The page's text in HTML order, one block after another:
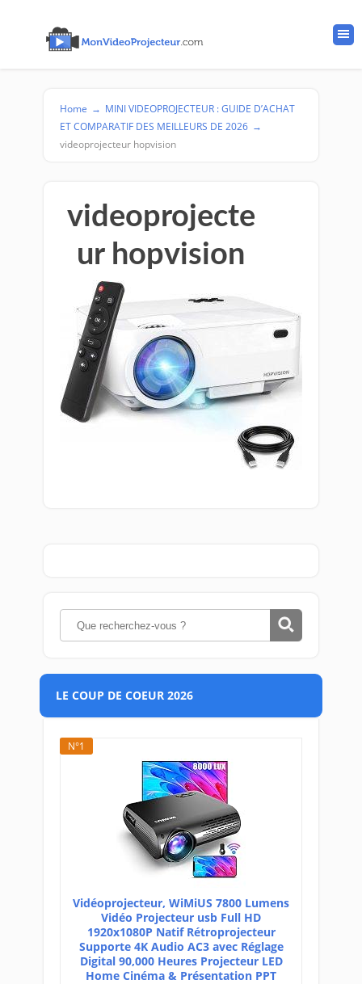
Home → MINI VIDEOPROJECTEUR : GUIDE D’ACHAT
ET COMPARATIF DES MEILLEURS DE 2026 →
videoprojecteur hopvision
videoprojecte
ur hopvision
LE COUP DE COEUR 2026
N°1
Vidéoprojecteur, WiMiUS 7800 Lumens
Vidéo Projecteur usb Full HD
1920x1080P Natif Rétroprojecteur
Supporte 4K Audio AC3 avec Réglage
Digital 90,000 Heures Projecteur LED
Home Cinéma & Présentation PPT